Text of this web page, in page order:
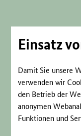
Einsatz
Damit Sie unsere
verwenden wir
den Betrieb der
anonymen
Funktionen und